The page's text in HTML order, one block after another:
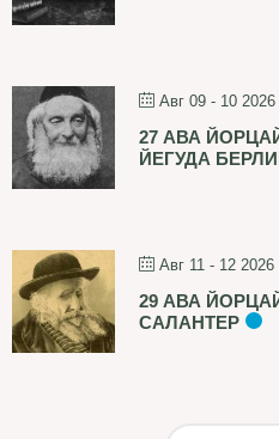
Авг 09 - 10 2026
27 АВА
ЙЕГУДА
Авг 11 - 12 2026
29 АВА
САЛАНТЕР